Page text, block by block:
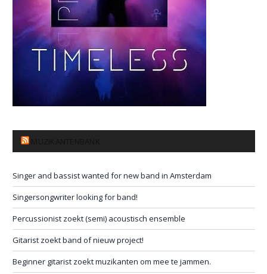
Singer and bassist wanted for new band in Amsterdam
Singersongwriter looking for band!
Percussionist zoekt (semi) acoustisch ensemble
Gitarist zoekt band of nieuw project!
Beginner gitarist zoekt muzikanten om mee te jammen.